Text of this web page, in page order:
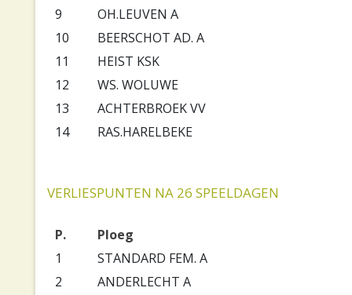
9
OH.LEUVEN A
10
BEERSCHOT AD. A
11
HEIST KSK
12
WS. WOLUWE
13
ACHTERBROEK VV
14
RAS.HARELBEKE
VERLIESPUNTEN NA 26 SPEELDAGEN
P.
Ploeg
1
STANDARD FEM. A
2
ANDERLECHT A